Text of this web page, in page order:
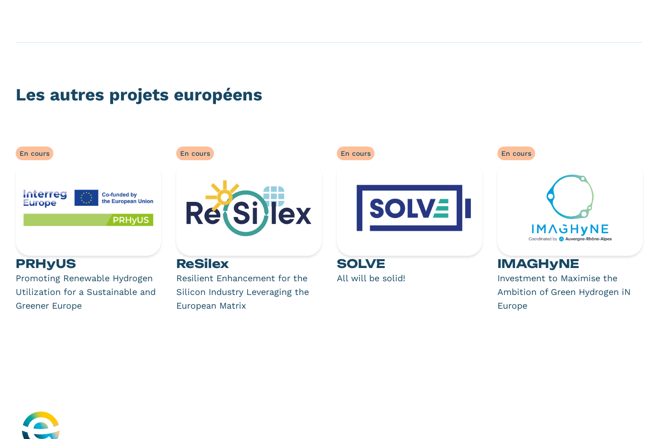
Les autres projets européens
En cours
PRHyUS
Promoting Renewable Hydrogen
Utilization for a Sustainable and
Greener Europe
En cours
ReSilex
Resilient Enhancement for the
Silicon Industry Leveraging the
European Matrix
En cours
SOLVE
All will be solid!
En cours
IMAGHyNE
Investment to Maximise the
Ambition of Green Hydrogen iN
Europe